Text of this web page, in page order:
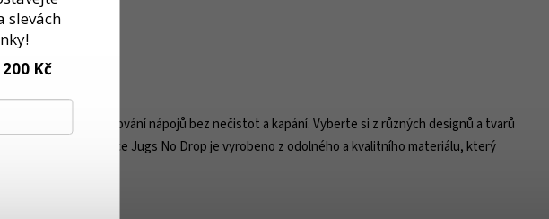
řešení pro servírování nápojů bez nečistot a kapání. Vyberte si z různých designů a tvarů
Nádobí z kolekce Jugs No Drop je vyrobeno z odolného a kvalitního materiálu, který
slevách
Kč